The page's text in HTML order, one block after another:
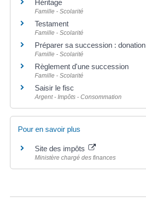
Héritage
Famille - Scolarité
Testament
Famille - Scolarité
Préparer sa succession : donation
Famille - Scolarité
Règlement d'une succession
Famille - Scolarité
Saisir le fisc
Argent - Impôts - Consommation
Pour en savoir plus
Site des impôts
Ministère chargé des finances